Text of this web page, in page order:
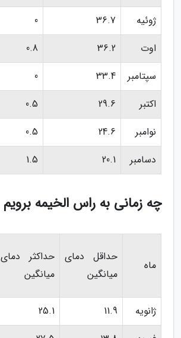
ژوئیه
36.7
0
اوت
36.2
0.8
سپتامبر
33.4
0
اکتبر
29.6
0.5
نوامبر
24.6
0.5
دسامبر
20.1
1.5
چه زمانی به راس الخیمه برویم
ماه
حداقل دمای
میانگین
حداکثر دمای
میانگین
ژانویه
11.9
25.1